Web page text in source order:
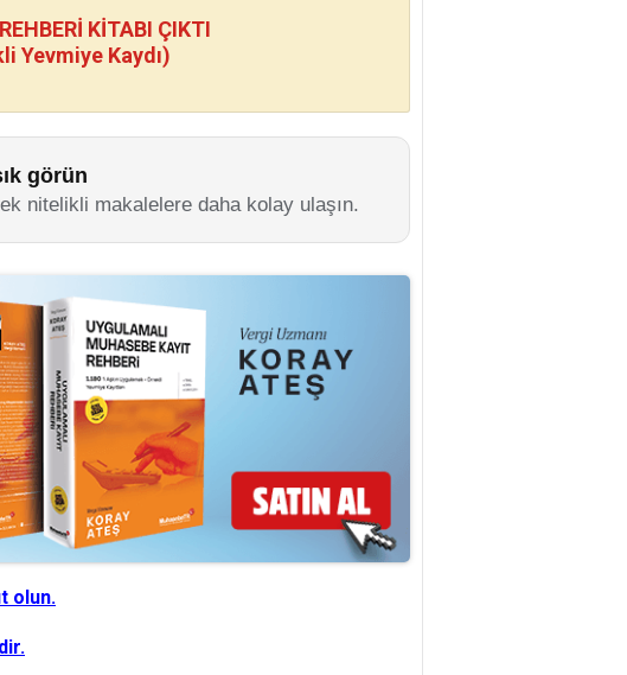
KİTABI ÇIKTI
Yevmiye Kaydı)
görün
nitelikli makalelere daha kolay ulaşın.
olun.